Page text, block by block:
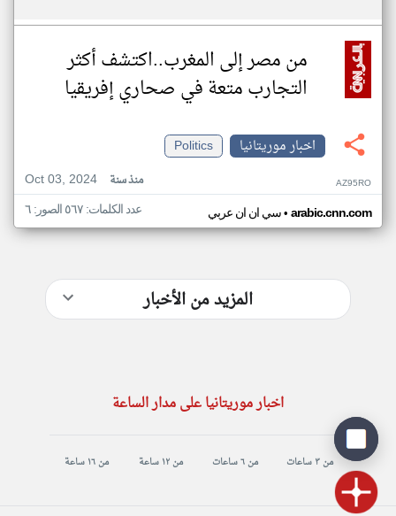
من مصر إلى المغرب..اكتشف أكثر
التجارب متعة في صحاري إفريقيا
اخبار موريتانيا
Politics
Oct 03, 2024
منذ سنة AZ95RO
سي ان ان عربي• arabic.cnn.com عدد الكلمات: ٥٦٧ الصور: ٦
المزيد من الأخبار
اخبار موريتانيا على مدار الساعة
من ٣ ساعات من ٦ ساعات من ١٢ ساعة من ١٦ ساعة